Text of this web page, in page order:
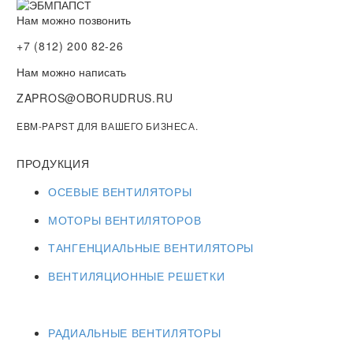
Нам можно позвонить
+7 (812) 200 82-26
Нам можно написать
ZAPROS@OBORUDRUS.RU
EBM-PAPST ДЛЯ ВАШЕГО БИЗНЕСА.
ПРОДУКЦИЯ
ОСЕВЫЕ ВЕНТИЛЯТОРЫ
МОТОРЫ ВЕНТИЛЯТОРОВ
ТАНГЕНЦИАЛЬНЫЕ ВЕНТИЛЯТОРЫ
ВЕНТИЛЯЦИОННЫЕ РЕШЕТКИ
РАДИАЛЬНЫЕ ВЕНТИЛЯТОРЫ